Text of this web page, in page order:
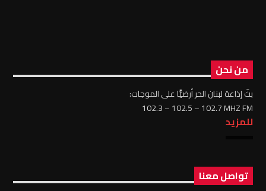
من نحن
بثّ إذاعة لبنان الحر أرضيًّا على الموجات:
102.3 – 102.5 – 102.7 MHZ FM
للمزيد
تواصل معنا